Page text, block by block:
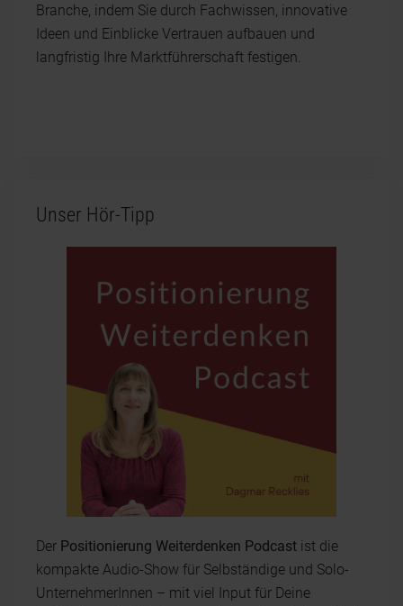
Branche, indem Sie durch Fachwissen, innovative
Ideen und Einblicke Vertrauen aufbauen und
langfristig Ihre Marktführerschaft festigen.
Unser Hör-Tipp
Der Positionierung Weiterdenken Podcast ist die
kompakte Audio-Show für Selbständige und Solo-
UnternehmerInnen – mit viel Input für Deine